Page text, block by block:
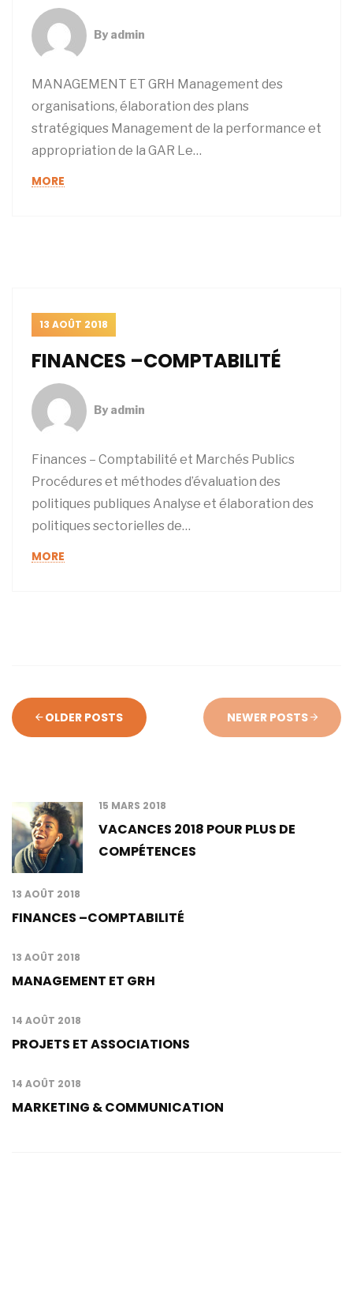
By admin
MANAGEMENT ET GRH Management des
organisations, élaboration des plans
stratégiques Management de la performance et
appropriation de la GAR Le…
MORE
13 AOÛT 2018
FINANCES –COMPTABILITÉ
By admin
Finances – Comptabilité et Marchés Publics
Procédures et méthodes d’évaluation des
politiques publiques Analyse et élaboration des
politiques sectorielles de…
MORE
OLDER POSTS NEWER POSTS
15 MARS 2018
VACANCES 2018 POUR PLUS DE
COMPÉTENCES
13 AOÛT 2018
FINANCES –COMPTABILITÉ
13 AOÛT 2018
MANAGEMENT ET GRH
14 AOÛT 2018
PROJETS ET ASSOCIATIONS
14 AOÛT 2018
MARKETING & COMMUNICATION